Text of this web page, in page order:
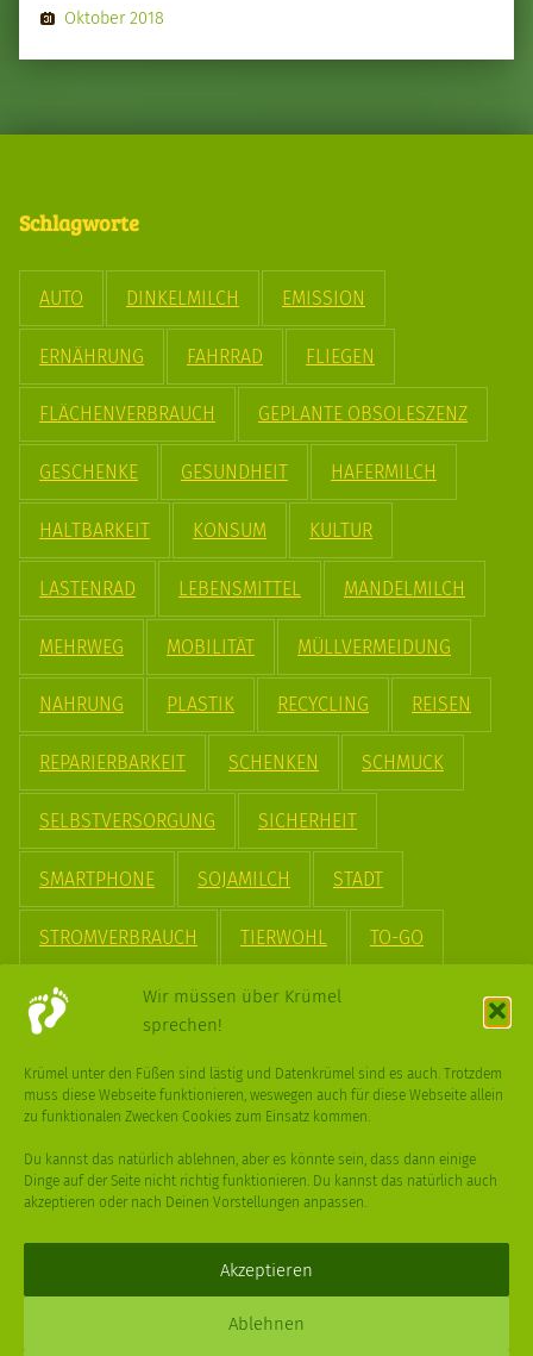
Wir müssen über Krümel
sprechen!
Krümel unter den Füßen sind lästig und Datenkrümel sind es auch. Trotzdem
muss diese Webseite funktionieren, weswegen auch für diese Webseite allein
zu funktionalen Zwecken Cookies zum Einsatz kommen.
Du kannst das natürlich ablehnen, aber es könnte sein, dass dann einige
Dinge auf der Seite nicht richtig funktionieren. Du kannst das natürlich auch
akzeptieren oder nach Deinen Vorstellungen anpassen.
Akzeptieren
Ablehnen
Oktober 2018
Schlagworte
AUTO DINKELMILCH EMISSION
ERNÄHRUNG FAHRRAD FLIEGEN
FLÄCHENVERBRAUCH GEPLANTE OBSOLESZENZ
GESCHENKE GESUNDHEIT HAFERMILCH
HALTBARKEIT KONSUM KULTUR
LASTENRAD LEBENSMITTEL MANDELMILCH
MEHRWEG MOBILITÄT MÜLLVERMEIDUNG
NAHRUNG PLASTIK RECYCLING REISEN
REPARIERBARKEIT SCHENKEN SCHMUCK
SELBSTVERSORGUNG SICHERHEIT
SMARTPHONE SOJAMILCH STADT
STROMVERBRAUCH TIERWOHL TO-GO
TREND UPCYCLING VEGAN
WEIHNACHTSBAUM WINTER
XPDT : Marken & Kommunikation